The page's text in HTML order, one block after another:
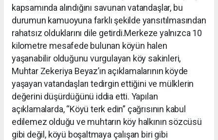
kapsamında alındığını savunan vatandaşlar, bu
durumun kamuoyuna farklı şekilde yansıtılmasından
rahatsız olduklarını dile getirdi.Merkeze yalnızca 10
kilometre mesafede bulunan köyün halen
yaşanabilir olduğunu vurgulayan köy sakinleri,
Muhtar Zekeriya Beyaz’ın açıklamalarının köyde
yaşayan vatandaşları tedirgin ettiğini ve mülklerin
değerini düşürdüğünü iddia etti. Yapılan
açıklamalarda, “Köyü terk edin” çağrısının kabul
edilemez olduğu ve muhtarın köy halkının sözcüsü
gibi değil, köyü boşaltmaya çalışan biri gibi